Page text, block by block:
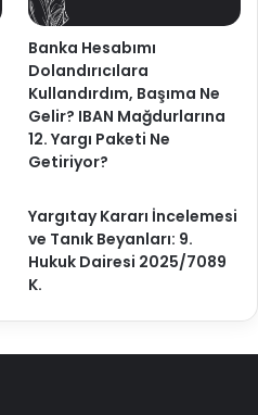
Banka Hesabımı
Dolandırıcılara
Kullandırdım, Başıma Ne
Gelir? IBAN Mağdurlarına
12. Yargı Paketi Ne
Getiriyor?
Yargıtay Kararı İncelemesi
ve Tanık Beyanları: 9.
Hukuk Dairesi 2025/7089
K.